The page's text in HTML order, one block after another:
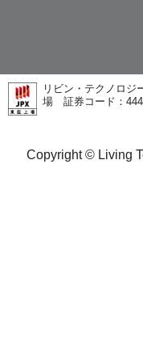
リビン・テクノロジ
場 証券コード：
Copyright © Living